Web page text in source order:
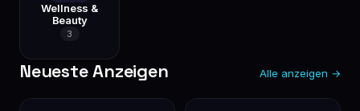
Wellness &
Beauty
3
Neueste Anzeigen Alle anzeigen →